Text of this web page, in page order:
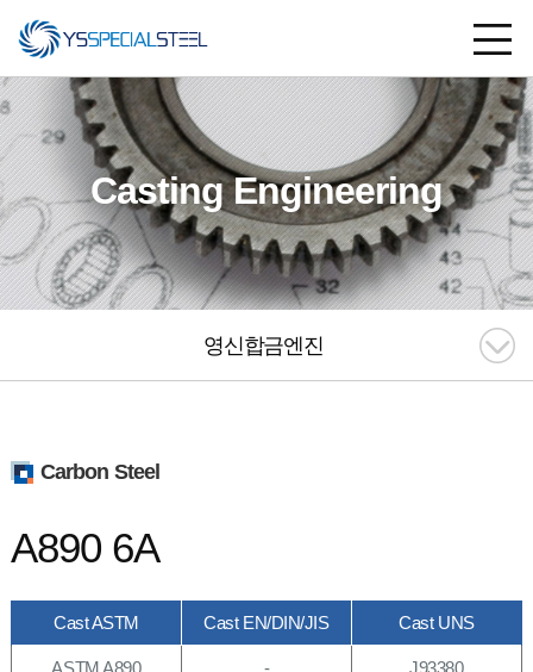
Casting Engineering
영신합금엔진
Carbon Steel
A890 6A
Cast ASTM Cast EN/DIN/JIS Cast UNS
ASTM A890 - J93380